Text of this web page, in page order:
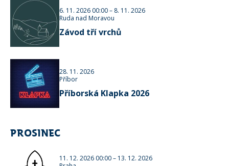
6. 11. 2026 00:00– 8. 11. 2026
Ruda nad Moravou
Závod tří vrchů
28. 11. 2026
Příbor
Příborská Klapka 2026
PROSINEC
11. 12. 2026 00:00– 13. 12. 2026